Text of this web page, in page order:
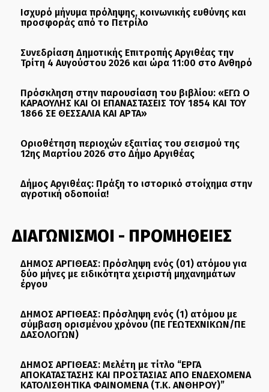
Ισχυρό μήνυμα πρόληψης, κοινωνικής ευθύνης και
προσφοράς από το Πετρίλο
Συνεδρίαση Δημοτικής Επιτροπής Αργιθέας την
Τρίτη 4 Αυγούστου 2026 και ώρα 11:00 στο Ανθηρό
Πρόσκληση στην παρουσίαση του βιβλίου: «ΕΓΩ Ο
ΚΑΡΑΟΥΛΗΣ ΚΑΙ ΟΙ ΕΠΑΝΑΣΤΑΣΕΙΣ ΤΟΥ 1854 ΚΑΙ ΤΟΥ
1866 ΣΕ ΘΕΣΣΑΛΙΑ ΚΑΙ ΑΡΤΑ»
Οριοθέτηση περιοχών εξαιτίας του σεισμού της
12ης Μαρτίου 2026 στο Δήμο Αργιθέας
Δήμος Αργιθέας: Πράξη το ιστορικό στοίχημα στην
αγροτική οδοποιία!
ΔΙΑΓΩΝΙΣΜΟΙ - ΠΡΟΜΗΘΕΙΕΣ
ΔΗΜΟΣ ΑΡΓΙΘΕΑΣ: Πρόσληψη ενός (01) ατόμου για
δύο μήνες με ειδικότητα χειριστή μηχανημάτων
έργου
ΔΗΜΟΣ ΑΡΓΙΘΕΑΣ: Πρόσληψη ενός (1) ατόμου με
σύμβαση ορισμένου χρόνου (ΠΕ ΓΕΩΤΕΧΝΙΚΩΝ/ΠΕ
ΔΑΣΟΛΟΓΩΝ)
ΔΗΜΟΣ ΑΡΓΙΘΕΑΣ: Μελέτη με τίτλο “ΕΡΓΑ
ΑΠΟΚΑΤΑΣΤΑΣΗΣ ΚΑΙ ΠΡΟΣΤΑΣΙΑΣ ΑΠΟ ΕΝΔΕΧΟΜΕΝΑ
ΚΑΤΟΛΙΣΘΗΤΙΚΑ ΦΑΙΝΟΜΕΝΑ (Τ.Κ. ΑΝΘΗΡΟΥ)”